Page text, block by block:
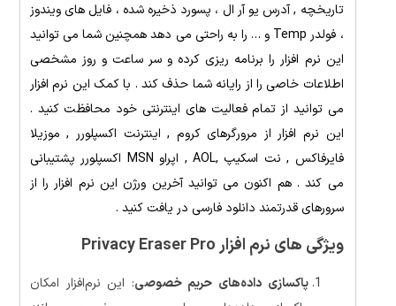
تاریخچه , آدرس یو آر ال ، پسورد ذخیره شده ، فایل های ویندوز
، فولدر Temp و … را به راحتی می دهد همچنین شما می توانید
این نرم افزار را برنامه ریزی کرده و سر ساعت و روز مشخصی
اطلاعات خاصی را از رایانه شما حذف کند . با کمک این نرم افزار
می توانید از تمام فعالیت های اینترنتی خود محافظت کنید .
این نرم افزار از مرورگرهای کروم , اینترنت اکسپلورر , موزیلا
فایرفاکس , نت اسکیپ ,AOL , اپراو MSN اکسپلورر پشتیبانی
می کند . هم اکنون می توانید آخرین ورژن این نرم افزار را از
سرورهای قدرتمند دانلود فارسی در یافت کنید .
ویژگی های نرم افزارPrivacy Eraser Pro
پاکسازی داده‌های حریم خصوصی: این نرم‌افزار امکان